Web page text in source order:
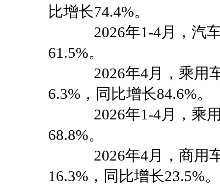
比增长74.4%。
2026年1-4月，汽车
61.5%。
2026年4月，乘用车
6.3%，同比增长84.6%。
2026年1-4月，乘用
68.8%。
2026年4月，商用车
16.3%，同比增长23.5%。